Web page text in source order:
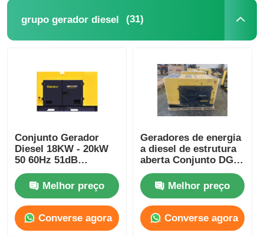
Grupo Gerador Industrial
Gerador de quadro aberto
grupo de gerador à prova de som
gerador do uso da casa
Grupo de gerador do dossel
grupo gerador diesel (31)
Conjunto Gerador
Diesel 18KW - 20kW
50 60Hz 51dB
Gerador Super
Silencioso RDE25SS3
Melhor preço
Converse agora
Geradores de energia
a diesel de estrutura
aberta Conjunto DG
silencioso Gerador a
diesel industrial 68L
Tipo silencioso
Melhor preço
Converse agora